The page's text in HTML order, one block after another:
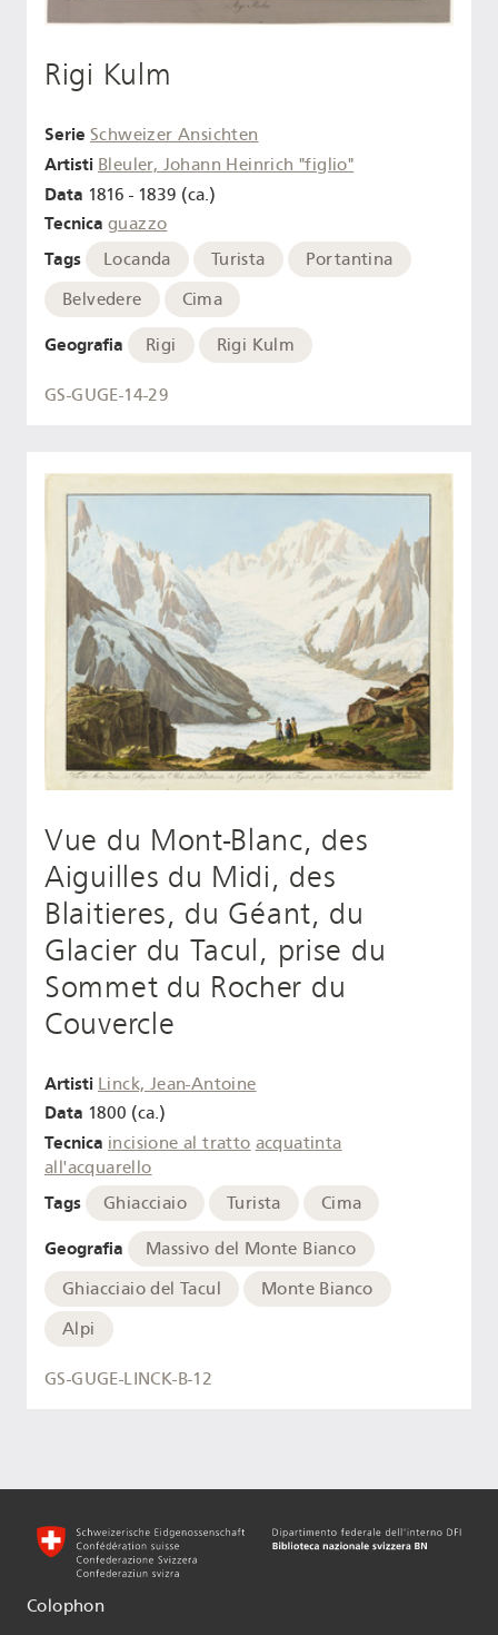
Rigi Kulm
Serie Schweizer Ansichten
Artisti Bleuler, Johann Heinrich "figlio"
Data 1816 - 1839 (ca.)
Tecnica guazzo
Tags Locanda Turista
Portantina
Belvedere
Cima
Geografia Rigi Rigi Kulm
GS-GUGE-14-29
Vue du Mont-Blanc, des
Aiguilles du Midi, des
Blaitieres, du Géant, du
Glacier du Tacul, prise du
Sommet du Rocher du
Couvercle
Artisti Linck, Jean-Antoine
Data 1800 (ca.)
Tecnica incisione al tratto acquatinta
all'acquarello
Tags Ghiacciaio Turista Cima
Geografia
Massivo del Monte Bianco
Ghiacciaio del Tacul
Monte Bianco
Alpi
GS-GUGE-LINCK-B-12
Colophon